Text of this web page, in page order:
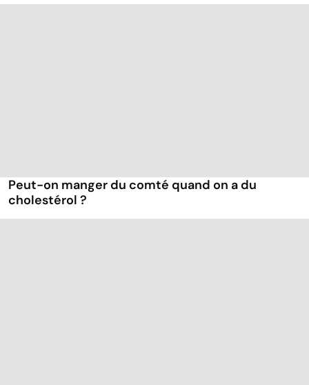
Peut-on manger du comté quand on a du
cholestérol ?